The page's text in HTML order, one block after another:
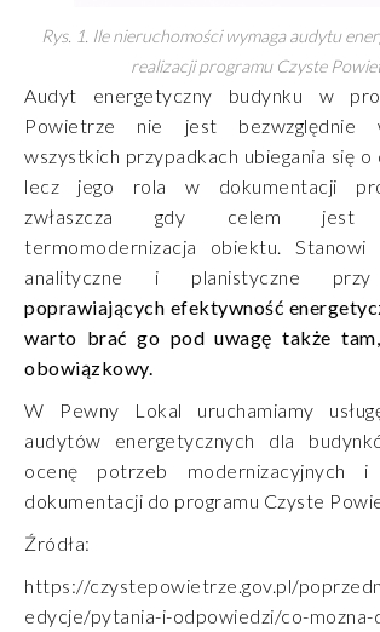
Rys. 1. Ile nieruchomości wymaga audytu
realizacji programu Czyste
Audyt energetyczny budynku w
Powietrze nie jest bezwzględnie
wszystkich przypadkach ubiegania się o
lecz jego rola w dokumentacji
zwłaszcza gdy celem jest
termomodernizacja obiektu. Stanowi
analityczne i planistyczne
poprawiających efektywność
warto brać go pod uwagę także
obowiązkowy.
W Pewny Lokal uruchamiamy
audytów energetycznych dla
ocenę potrzeb modernizacyjnych i
dokumentacji do programu Czyste
Źródła:
https://czystepowietrze.gov.pl/
edycje/pytania-i-odpowiedzi/co-mozna-